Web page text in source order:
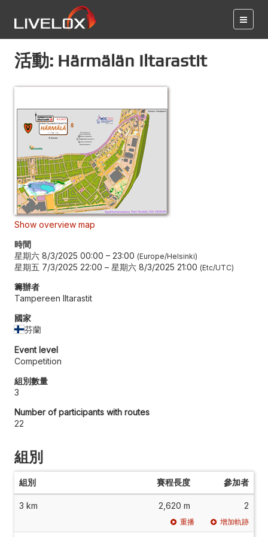
活動: Härmälän Iltarastit
Show overview map
時間
星期六 8/3/2025 00:00 – 23:00 Europe/Helsinki
星期五 7/3/2025 22:00 – 星期六 8/3/2025 21:00 Etc/UTC
籌辦者
Tampereen Iltarastit
國家
芬蘭
Event level
Competition
組別數量
3
Number of participants with routes
22
組別
組別 賽程長度 參加者
3 km 2,620 m 2
重播 增加軌跡